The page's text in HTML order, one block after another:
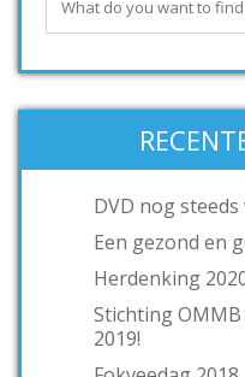
DVD nog
Een gezond en
Herdenking
Stichting
2019!